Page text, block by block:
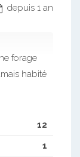
depuis 1 an
forage
habité
12
1